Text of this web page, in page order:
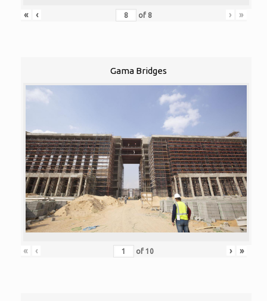
« ‹ of 8 › »
Gama Bridges
« ‹ of 10 › »